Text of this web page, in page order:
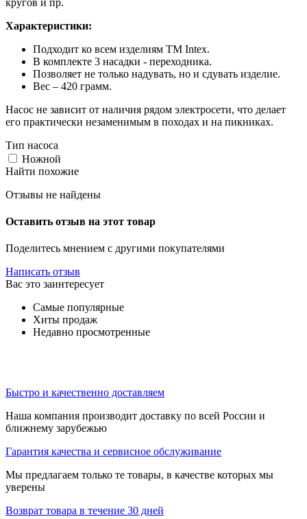
Характеристики:
Подходит ко всем изделиям ТМ Intex.
В комплекте 3 насадки - переходника.
Позволяет не только надувать, но и сдувать изделие.
Вес – 420 грамм.
Насос не зависит от наличия рядом электросети, что делает
его практически незаменимым в походах и на пикниках.
Тип насоса
Ножной
Найти похожие
Отзывы не найдены
Оставить отзыв на этот товар
Поделитесь мнением с другими покупателями
Написать отзыв
Вас это заинтересует
Самые популярные
Хиты продаж
Недавно просмотренные
Быстро и качественно доставляем
Наша компания производит доставку по всей России и
ближнему зарубежью
Гарантия качества и сервисное обслуживание
Мы предлагаем только те товары, в качестве которых мы
уверены
Возврат товара в течение 30 дней